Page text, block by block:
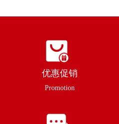
优惠促销
Promotion